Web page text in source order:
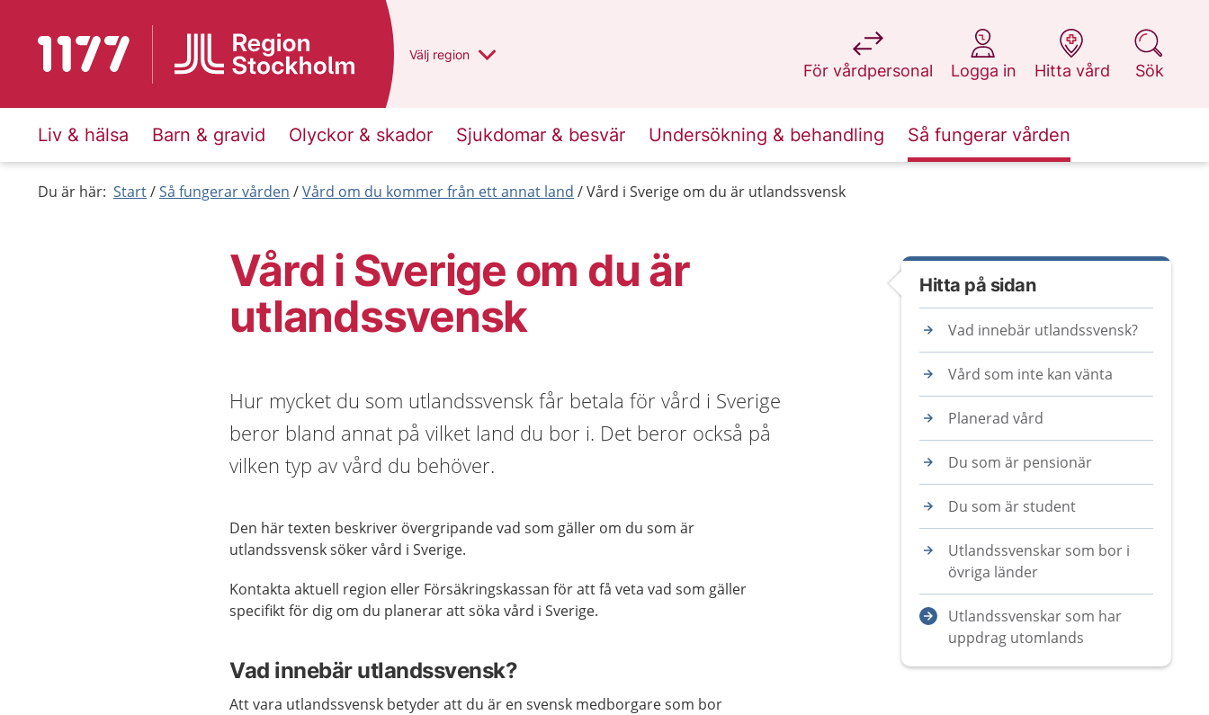
Till startsidan för 1177 Du har valt region
Välj en annan
region
För vårdpersonal
på 1177.se
Logga in
på 1177.se
Hitta vård
på 1177.se
Sök
på 1177.se
Liv & hälsa Barn & gravid Olyckor & skador Sjukdomar & besvär Undersökning & behandling Så fungerar vården
Du är här: Start Så fungerar vården Vård om du kommer från ett annat land Vård i Sverige om du är utlandssvensk
Vård i Sverige om du är
utlandssvensk
Hur mycket du som utlandssvensk får betala för vård i Sverige
beror bland annat på vilket land du bor i. Det beror också på
vilken typ av vård du behöver.
Den här texten beskriver övergripande vad som gäller om du som är
utlandssvensk söker vård i Sverige.
Kontakta aktuell region eller Försäkringskassan för att få veta vad som gäller
specifikt för dig om du planerar att söka vård i Sverige.
Vad innebär utlandssvensk?
Att vara utlandssvensk betyder att du är en svensk medborgare som bor
Hitta på sidan
Vad innebär utlandssvensk?
Vård som inte kan vänta
Planerad vård
Du som är pensionär
Du som är student
Utlandssvenskar som bor i
övriga länder
Utlandssvenskar som har
uppdrag utomlands